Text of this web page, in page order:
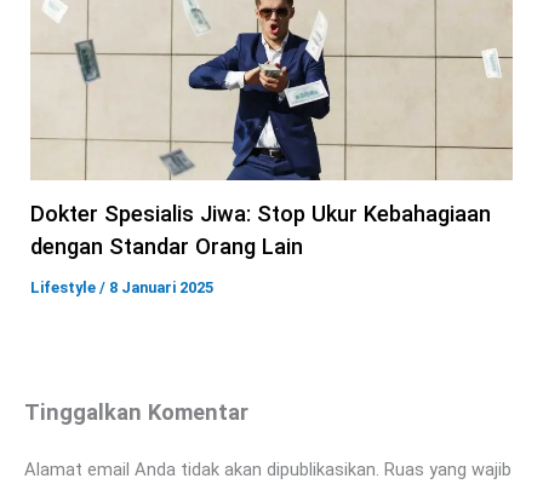
Dokter Spesialis Jiwa: Stop Ukur Kebahagiaan
dengan Standar Orang Lain
Lifestyle / 8 Januari 2025
Tinggalkan Komentar
Alamat email Anda tidak akan dipublikasikan. Ruas yang wajib